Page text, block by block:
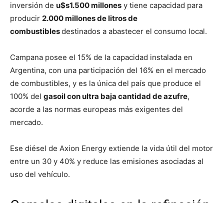
inversión de u$s1.500 millones y tiene capacidad para
producir 2.000 millones de litros de
combustiblesdestinados a abastecer el consumo local.
Campana posee el 15% de la capacidad instalada en
Argentina, con una participación del 16% en el mercado
de combustibles, y es la única del país que produce el
100% del gasoil con ultra baja cantidad de azufre,
acorde a las normas europeas más exigentes del
mercado.
Ese diésel de Axion Energy extiende la vida útil del motor
entre un 30 y 40% y reduce las emisiones asociadas al
uso del vehículo.